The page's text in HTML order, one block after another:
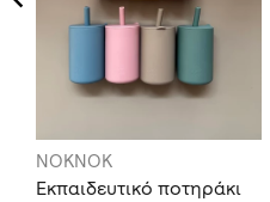
NOKNOK
Εκπαιδευτικό ποτηράκι